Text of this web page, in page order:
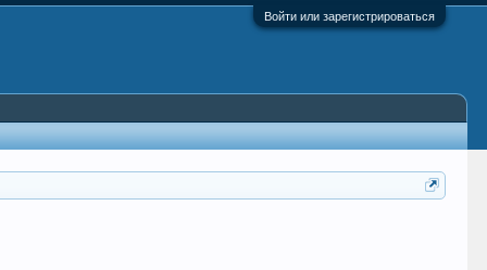
Войти или зарегистрироваться